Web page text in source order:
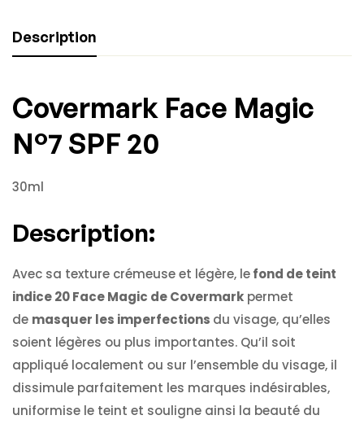
Description
Covermark Face Magic
N°7 SPF 20
30ml
Description:
Avec sa texture crémeuse et légère, lefond de teint
indice 20 Face Magic de Covermark permet
de masquer les imperfections du visage, qu’elles
soient légères ou plus importantes. Qu’il soit
appliqué localement ou sur l’ensemble du visage, il
dissimule parfaitement les marques indésirables,
uniformise le teint et souligne ainsi la beauté du